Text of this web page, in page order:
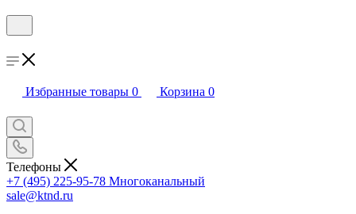
Избранные товары 0 Корзина 0
Телефоны
+7 (495) 225-95-78 Многоканальный
sale@ktnd.ru